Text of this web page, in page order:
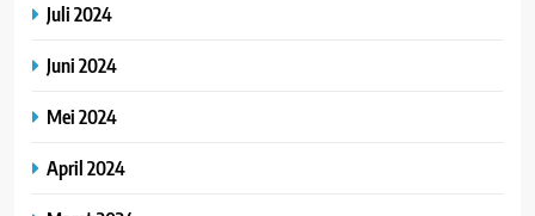
Juli 2024
Juni 2024
Mei 2024
April 2024